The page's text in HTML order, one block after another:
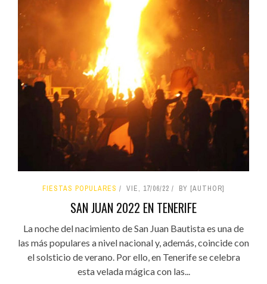
FIESTAS POPULARES VIE, 17/06/22 BY [AUTHOR]
SAN JUAN 2022 EN TENERIFE
La noche del nacimiento de San Juan Bautista es una de
las más populares a nivel nacional y, además, coincide con
el solsticio de verano. Por ello, en Tenerife se celebra
esta velada mágica con las...